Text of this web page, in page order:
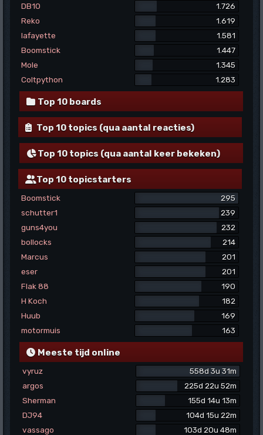
DB10
1.726
Reko
1.619
lafayette
1.581
Boomstick
1.447
Mole
1.345
Coltpython
1.283
Top 10 boards
Top 10 topics (qua aantal reacties)
Top 10 topics (qua aantal keer bekeken)
Top 10 topicstarters
Boomstick
295
schutter1
239
guns4you
232
bollocks
214
Marcus
201
eser
201
Flak 88
190
H Koch
182
Huub
169
motormuis
163
Meeste tijd online
vyruz
558d 3u 31m
argos
225d 22u 52m
Sherman
155d 14u 13m
DJ94
104d 15u 22m
vassago
103d 20u 48m